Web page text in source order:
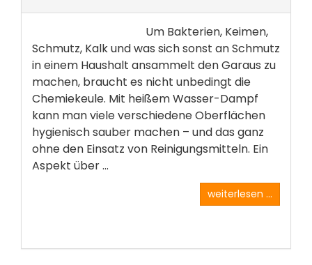
Um Bakterien, Keimen,
Schmutz, Kalk und was sich sonst an Schmutz
in einem Haushalt ansammelt den Garaus zu
machen, braucht es nicht unbedingt die
Chemiekeule. Mit heißem Wasser-Dampf
kann man viele verschiedene Oberflächen
hygienisch sauber machen – und das ganz
ohne den Einsatz von Reinigungsmitteln. Ein
Aspekt über ...
weiterlesen ...